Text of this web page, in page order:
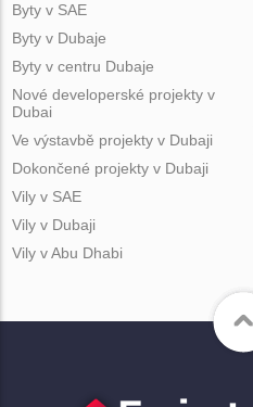
Byty v SAE
Byty v Dubaje
Byty v centru Dubaje
Nové developerské projekty v
Dubai
Ve výstavbě projekty v Dubaji
Dokončené projekty v Dubaji
Vily v SAE
Vily v Dubaji
Vily v Abu Dhabi